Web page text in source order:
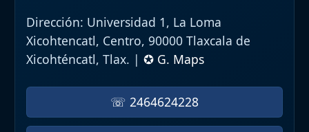
Dirección: Universidad 1, La Loma
Xicohtencatl, Centro, 90000 Tlaxcala de
Xicohténcatl, Tlax. | ✪ G. Maps
☏ 2464624228